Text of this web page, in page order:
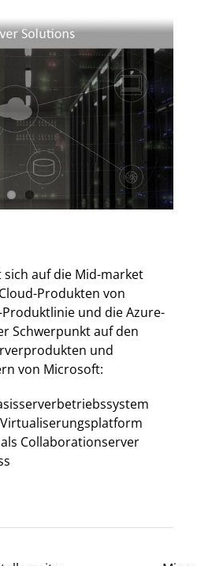
auf die Mid-market
Produkten von
und die Azure-
Schwerpunkt auf den
und
von Microsoft:
Collaborationserver